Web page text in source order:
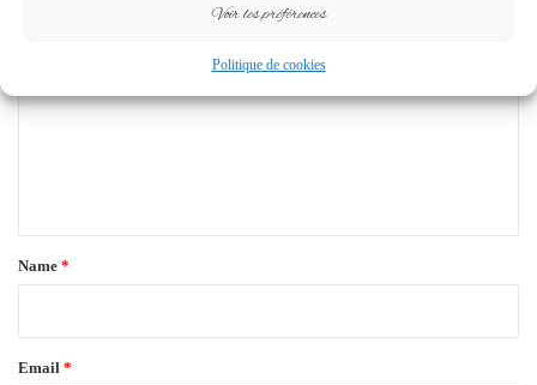
Voir les préférences
Politique de cookies
*
Name *
Email *